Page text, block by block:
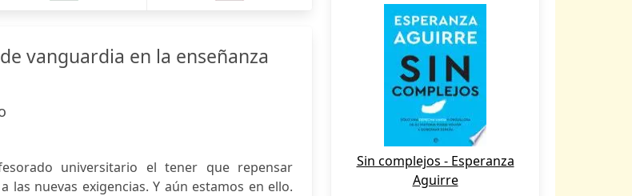
vanguardia en la enseñanza
universitario el tener que repensar
las nuevas exigencias. Y aún estamos en ello.
Sin complejos - Esperanza
Aguirre